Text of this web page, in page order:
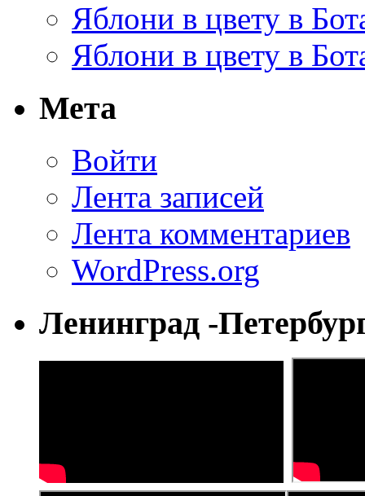
Яблони в цвету в
Яблони в цвету в
Мета
Войти
Лента записей
Лента комментариев
WordPress.org
Ленинград -